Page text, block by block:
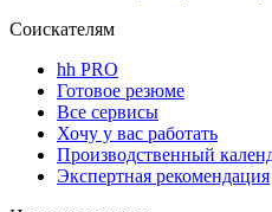
Соискателям
hh PRO
Готовое резюме
Все сервисы
Хочу у вас работать
Производственный
Экспертная рекомендация